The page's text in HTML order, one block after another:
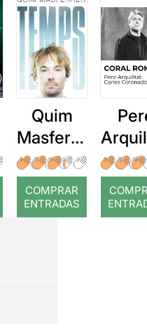
Quim
Masferre
r: Temps
COMPRAR
ENTRADAS
: